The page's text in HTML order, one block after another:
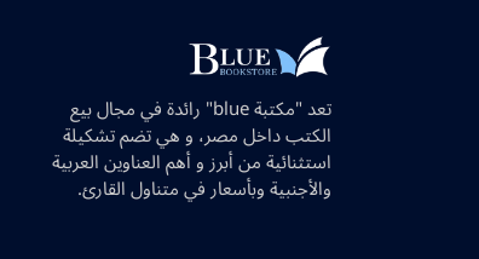
تعد "مكتبة blue" رائدة في مجال بيع
الكتب داخل مصر، و هي تضم تشكيلة
استثنائية من أبرز و أهم العناوين العربية
والأجنبية وبأسعار في متناول القارئ.